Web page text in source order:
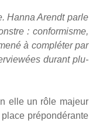
Han­na Arendt parle
: confor­misme,
à com­plé­ter par
durant plu­
elle un rôle majeur
pré­pon­dé­rante